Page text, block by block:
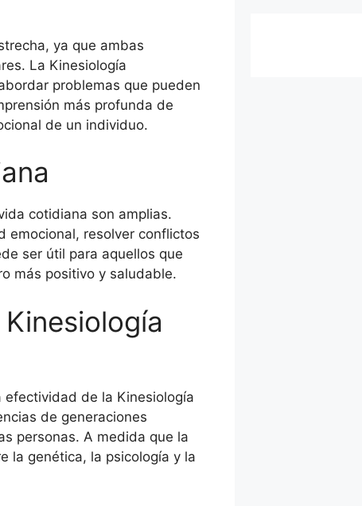
ya que ambas
La Kinesiología
problemas que pueden
más profunda de
de un individuo.
cotidiana son amplias.
emocional, resolver conflictos
ser útil para aquellos que
más positivo y saludable.
de la Kinesiología
de generaciones
personas. A medida que la
la genética, la psicología y la